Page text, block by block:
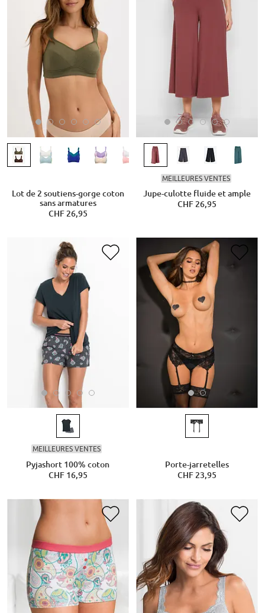
Lot de 2 soutiens-gorge coton
sans armatures
CHF 26,95
MEILLEURES VENTES
Jupe-culotte fluide et ample
CHF 26,95
MEILLEURES VENTES
Pyjashort 100% coton
CHF 16,95
Porte-jarretelles
CHF 23,95